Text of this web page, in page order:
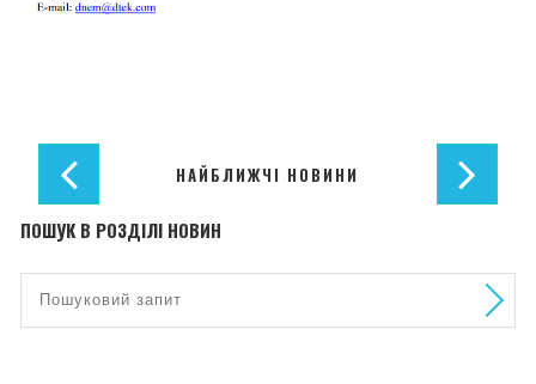
НАЙБЛИЖЧІ НОВИНИ
ПОШУК В РОЗДІЛІ НОВИН